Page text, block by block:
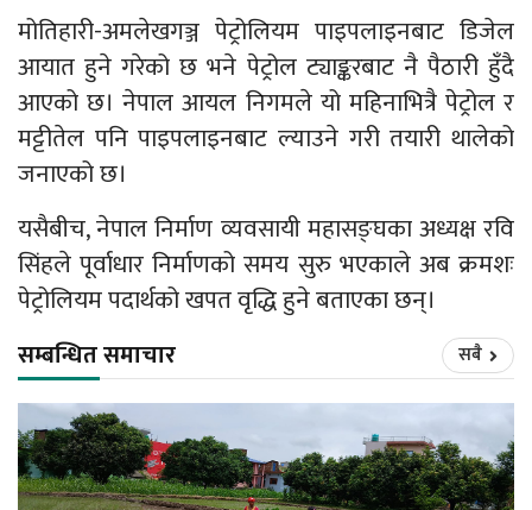
मोतिहारी-अमलेखगञ्ज पेट्रोलियम पाइपलाइनबाट डिजेल
आयात हुने गरेको छ भने पेट्रोल ट्याङ्करबाट नै पैठारी हुँदै
आएको छ। नेपाल आयल निगमले यो महिनाभित्रै पेट्रोल र
मट्टीतेल पनि पाइपलाइनबाट ल्याउने गरी तयारी थालेको
जनाएको छ।
यसैबीच, नेपाल निर्माण व्यवसायी महासङ्घका अध्यक्ष रवि
सिंहले पूर्वाधार निर्माणको समय सुरु भएकाले अब क्रमशः
पेट्रोलियम पदार्थको खपत वृद्धि हुने बताएका छन्।
सम्बन्धित समाचार सबै